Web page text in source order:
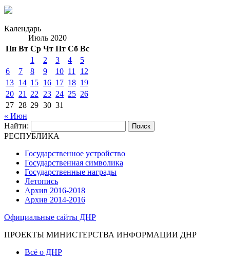
Календарь
Июль 2020
Пн Вт Ср Чт Пт Сб Вс
1
2 3 4
5
6
7 8 9 10 11
12
13 14 15 16 17 18 19
20 21 22 23 24 25 26
27 28 29 30 31
« Июн
Найти:
РЕСПУБЛИКА
Государственное устройство
Государственная символика
Государственные награды
Летопись
Архив 2016-2018
Архив 2014-2016
Официальные сайты ДНР
ПРОЕКТЫ МИНИСТЕРСТВА ИНФОРМАЦИИ ДНР
Всё о ДНР